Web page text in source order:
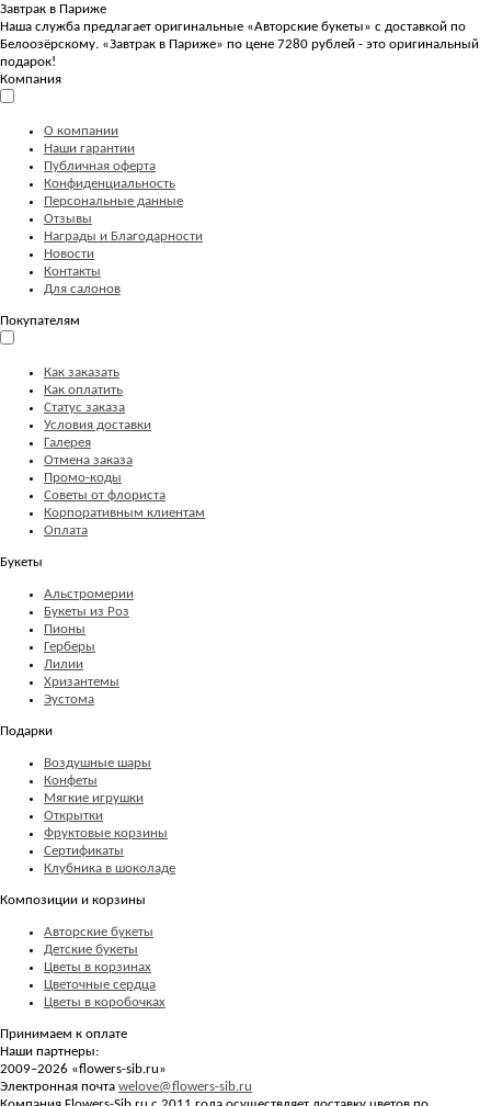
Завтрак в Париже
Наша служба предлагает оригинальные «Авторские букеты» с доставкой по
Белоозёрскому. «Завтрак в Париже» по цене 7280 рублей - это оригинальный
подарок!
Компания
О компании
Наши гарантии
Публичная оферта
Конфиденциальность
Персональные данные
Отзывы
Награды и Благодарности
Новости
Контакты
Для салонов
Покупателям
Как заказать
Как оплатить
Статус заказа
Условия доставки
Галерея
Отмена заказа
Промо-коды
Советы от флориста
Корпоративным клиентам
Оплата
Букеты
Альстромерии
Букеты из Роз
Пионы
Герберы
Лилии
Хризантемы
Эустома
Подарки
Воздушные шары
Конфеты
Мягкие игрушки
Открытки
Фруктовые корзины
Сертификаты
Клубника в шоколаде
Композиции и корзины
Авторские букеты
Детские букеты
Цветы в корзинах
Цветочные сердца
Цветы в коробочках
Принимаем к оплате
Наши партнеры:
2009–2026 «flowers-sib.ru»
Электронная почта welove@flowers-sib.ru